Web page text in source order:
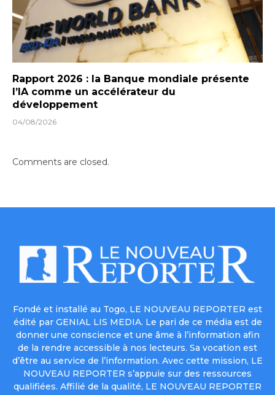
Rapport 2026 : la Banque mondiale présente
l’IA comme un accélérateur du
développement
04/08/2026
Comments are closed.
Fondé et installé au Togo, LE NOUVEAU REPORTER est
édité par GENIAL LIS MEDIA. Le pari de ce média est de
donner une conscience et une âme à l’information afin
de la rendre accessible à nos lecteurs. Sa vocation est
d’être au service de l’information. Avec cette mission, LE
NOUVEAU REPORTER s’appuie sur des ressources
qualifiées. Affilié de la qualité, LE NOUVEAU REPORTER